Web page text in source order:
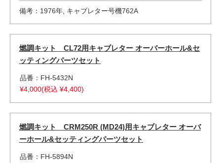
備考：1976年, キャブレター号機762A
燃調キット CL72用キャブレター オーバーホール&セ
ッティングパーツセット
品番：FH-5432N
¥4,000(税込 ¥4,400)
燃調キット CRM250R (MD24)用キャブレター オーバ
ーホール&セッティングパーツセット
品番：FH-5894N